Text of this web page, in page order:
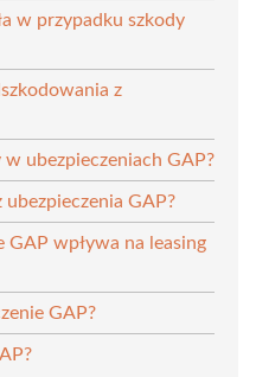
w przypadku szkody
z
w ubezpieczeniach GAP?
ubezpieczenia GAP?
GAP wpływa na leasing
GAP?